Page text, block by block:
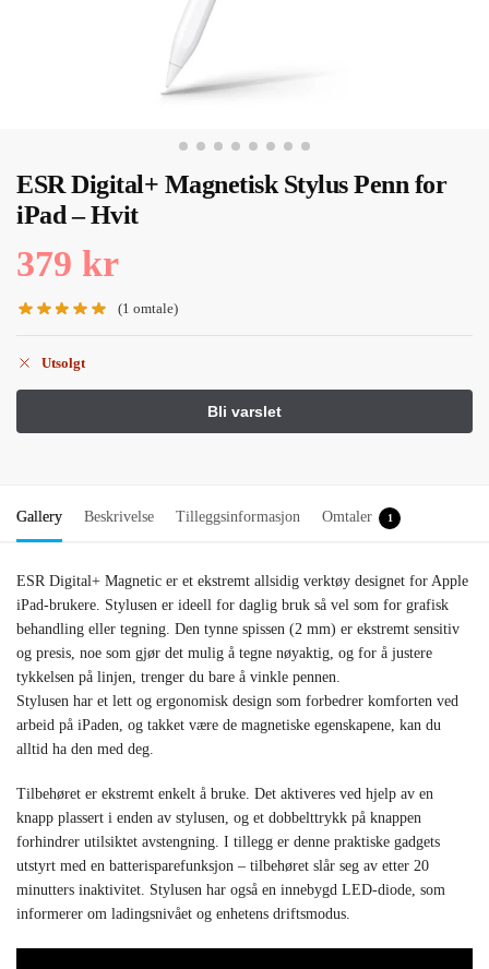
ESR Digital+ Magnetisk Stylus Penn for
iPad – Hvit
379 kr
(1 omtale)
Utsolgt
Gallery Beskrivelse Tilleggsinformasjon Omtaler 1
ESR Digital+ Magnetic er et ekstremt allsidig verktøy designet for Apple
iPad-brukere. Stylusen er ideell for daglig bruk så vel som for grafisk
behandling eller tegning. Den tynne spissen (2 mm) er ekstremt sensitiv
og presis, noe som gjør det mulig å tegne nøyaktig, og for å justere
tykkelsen på linjen, trenger du bare å vinkle pennen.
Stylusen har et lett og ergonomisk design som forbedrer komforten ved
arbeid på iPaden, og takket være de magnetiske egenskapene, kan du
alltid ha den med deg.
Tilbehøret er ekstremt enkelt å bruke. Det aktiveres ved hjelp av en
knapp plassert i enden av stylusen, og et dobbelttrykk på knappen
forhindrer utilsiktet avstengning. I tillegg er denne praktiske gadgets
utstyrt med en batterisparefunksjon – tilbehøret slår seg av etter 20
minutters inaktivitet. Stylusen har også en innebygd LED-diode, som
informerer om ladingsnivået og enhetens driftsmodus.